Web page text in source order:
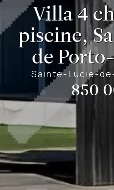
Villa 4
piscine,
de
Sainte-Lucie-
850